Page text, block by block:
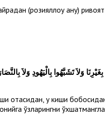
(розияллоҳу анҳу) ривоят
تَشَبَّهُوا بِالْيَهُودِ وَلاَ
у киши бобосидан
ўзларингни